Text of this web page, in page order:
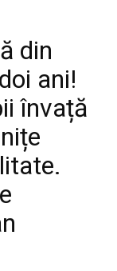
din
ani!
învață